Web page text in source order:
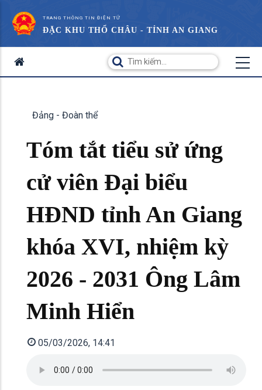
TRANG THÔNG TIN ĐIỆN TỬ
ĐẶC KHU THỔ CHÂU - TỈNH AN GIANG
Đảng - Đoàn thể
Tóm tắt tiểu sử ứng
cử viên Đại biểu
HĐND tỉnh An Giang
khóa XVI, nhiệm kỳ
2026 - 2031 Ông Lâm
Minh Hiển
05/03/2026, 14:41